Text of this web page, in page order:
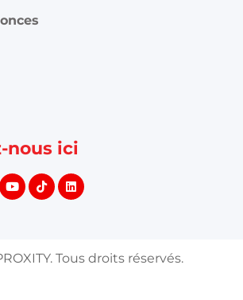
nous ici
Tous droits réservés.